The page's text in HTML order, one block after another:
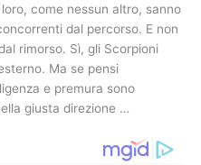
come nessun altro, sanno
dal percorso. E non
rimorso. Sì, gli Scorpioni
Ma se pensi
e premura sono
giusta direzione …